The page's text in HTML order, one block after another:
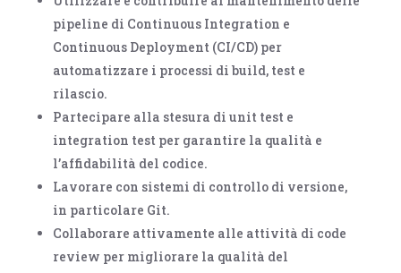
pipeline di Continuous Integration e
Continuous Deployment (CI/CD) per
automatizzare i processi di build, test e
rilascio.
Partecipare alla stesura di unit test e
integration test per garantire la qualità e
l’affidabilità del codice.
Lavorare con sistemi di controllo di versione,
in particolare Git.
Collaborare attivamente alle attività di code
review per migliorare la qualità del